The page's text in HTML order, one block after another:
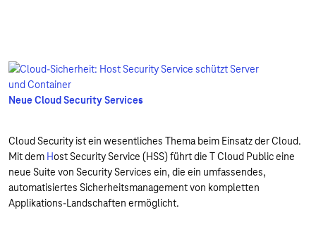
Neue Cloud Security Services
Cloud Security ist ein wesentliches Thema beim Einsatz der Cloud.
Mit dem Host Security Service (HSS) führt die T Cloud Public eine
neue Suite von Security Services ein, die ein umfassendes,
automatisiertes Sicherheitsmanagement von kompletten
Applikations-Landschaften ermöglicht.